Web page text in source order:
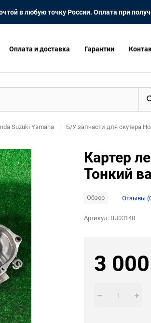
в любую точку России. Оплата при
Оплата и доставка Гарантии
Suzuki Yamaha Б/У запчасти для скутера
Картер
Тонкий
Обзор Отзывы
Артикул: BU03140
3 000